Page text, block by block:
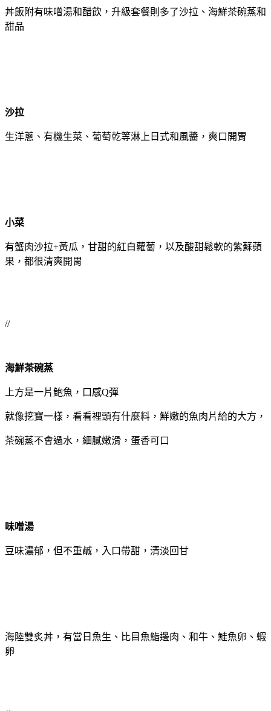
丼飯附有味噌湯和醋飲，升級套餐則多了沙拉、海鮮茶碗蒸和
甜品
沙拉
生洋蔥、有機生菜、葡萄乾等淋上日式和風醬，爽口開胃
小菜
有蟹肉沙拉+黃瓜，甘甜的紅白蘿蔔，以及酸甜鬆軟的紫蘇蘋
果，都很清爽開胃
//
海鮮茶碗蒸
上方是一片鮑魚，口感Q彈
就像挖寶一樣，看看裡頭有什麼料，鮮嫩的魚肉片給的大方，
茶碗蒸不會過水，細膩嫩滑，蛋香可口
味噌湯
豆味濃郁，但不重鹹，入口帶甜，清淡回甘
海陸雙炙丼，有當日魚生、比目魚鮨邊肉、和牛、鮭魚卵、蝦
卵